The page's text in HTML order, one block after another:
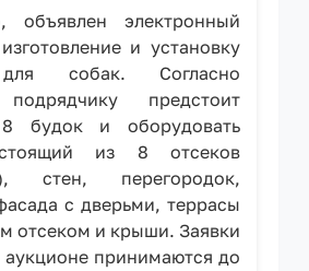
объявлен электронный
и установку
собак. Согласно
подрядчику предстоит
8 будок и оборудовать
из 8 отсеков
стен, перегородок,
с дверьми, террасы
отсеком и крыши. Заявки
аукционе принимаются до